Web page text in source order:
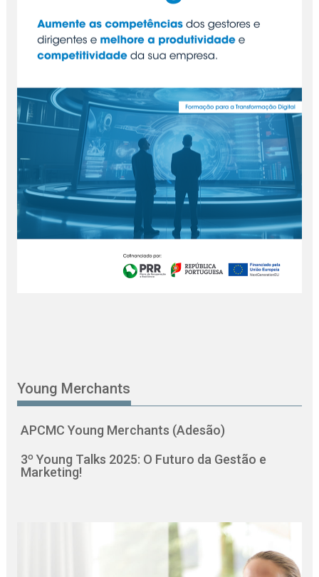
Young Merchants
APCMC Young Merchants (Adesão)
3º Young Talks 2025: O Futuro da Gestão e
Marketing!